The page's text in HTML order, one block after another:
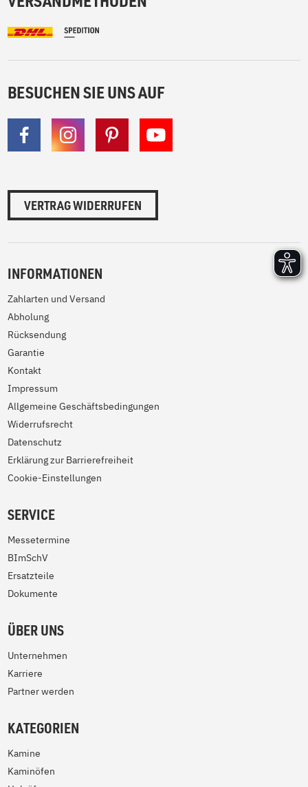
BESUCHEN SIE UNS AUF
VERTRAG WIDERRUFEN
INFORMATIONEN
Zahlarten und Versand
Abholung
Rücksendung
Garantie
Kontakt
Impressum
Allgemeine Geschäftsbedingungen
Widerrufsrecht
Datenschutz
Erklärung zur Barrierefreiheit
Cookie-Einstellungen
SERVICE
Messetermine
BImSchV
Ersatzteile
Dokumente
ÜBER UNS
Unternehmen
Karriere
Partner werden
KATEGORIEN
Kamine
Kaminöfen